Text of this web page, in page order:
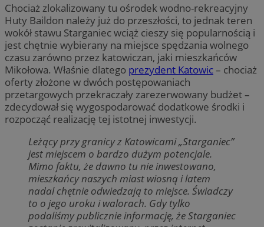
Chociaż zlokalizowany tu ośrodek wodno-rekreacyjny
Huty Baildon należy już do przeszłości, to jednak teren
wokół stawu Starganiec wciąż cieszy się popularnością i
jest chętnie wybierany na miejsce spędzania wolnego
czasu zarówno przez katowiczan, jaki mieszkańców
Mikołowa. Właśnie dlatego prezydent Katowic– chociaż
oferty złożone w dwóch postępowaniach
przetargowych przekraczały zarezerwowany budżet –
zdecydował się wygospodarować dodatkowe środki i
rozpocząć realizację tej istotnej inwestycji.
Leżący przy granicy z Katowicami „Starganiec”
jest miejscem o bardzo dużym potencjale.
Mimo faktu, że dawno tu nie inwestowano,
mieszkańcy naszych miast wiosną i latem
nadal chętnie odwiedzają to miejsce. Świadczy
to o jego uroku i walorach. Gdy tylko
podaliśmy publicznie informację, że Starganiec